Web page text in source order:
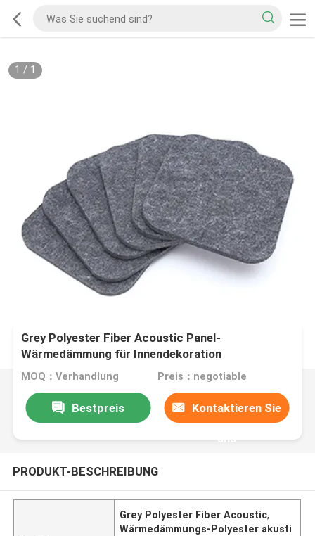
1 / 1
Grey Polyester Fiber Acoustic Panel-
Wärmedämmung für Innendekoration
MOQ：Verhandlung Preis：negotiable
Bestpreis Kontaktieren Sie
uns
PRODUKT-BESCHREIBUNG
Grey Polyester Fiber Acoustic,
Wärmedämmungs-Polyester akusti